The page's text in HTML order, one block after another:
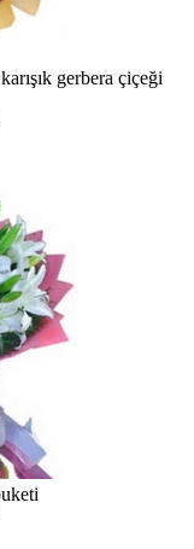
gerbera çiçeği